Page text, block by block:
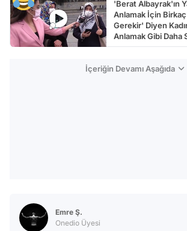
'Berat Albayrak'ın
Anlamak İçin
Gerekir' Diyen
Anlamak Gibi Daha
Anlaşılacaktır'
İçeriğin Devamı Aşağıda
Emre Ş.
Onedio Üyesi